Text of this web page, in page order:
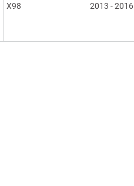
X98 2013 - 2016